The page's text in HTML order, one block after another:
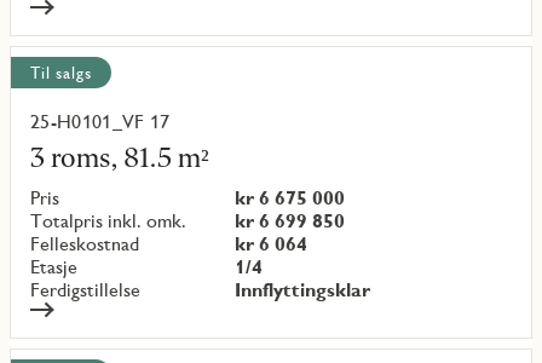
Til salgs
25-H0101_VF 17
3 roms, 81.5 m²
Pris
kr 6 675 000
Totalpris inkl. omk.
kr 6 699 850
Felleskostnad
kr 6 064
Etasje
1/4
Ferdigstillelse
Innflyttingsklar
Les
mer
om
objekt
{objectNumber}